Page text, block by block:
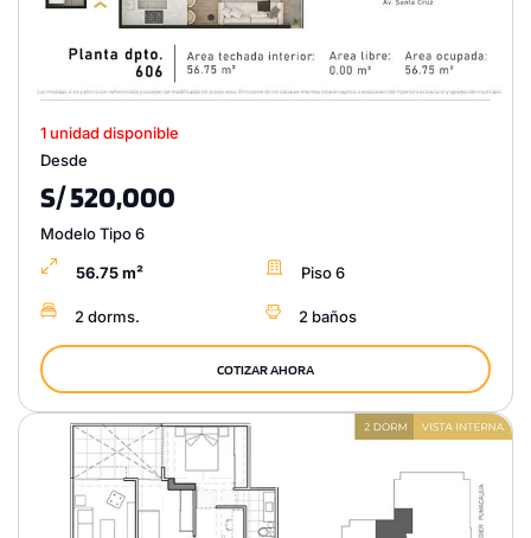
1 unidad disponible
Desde
S/ 520,000
Modelo Tipo 6
56.75 m² Piso 6
2 dorms. 2 baños
COTIZAR AHORA